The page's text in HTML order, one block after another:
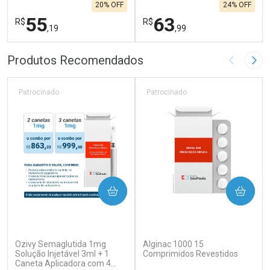
R$55,19
20% OFF
FECHAR
Laboratório
Ativar Desconto
FECHAR
Por Menos
Comprar sem Desconto
R$63,99
24% OFF
Laboratório
Ativar Desconto
Por Menos
Produtos Recomendados Imagem
Ozivy Semaglutida 1mg
Solução Injetável 3ml + 1
Caneta Aplicadora com 4
Patrocinado
COMPRAR
Alginac 1000 15
Comprimidos Revestidos
Patrocinado
COMPRAR